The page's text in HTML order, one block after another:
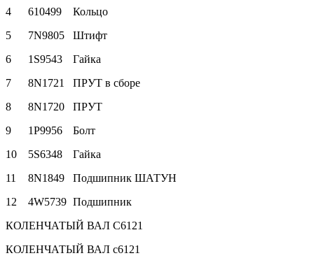
4
610499
Кольцо
5
7N9805
Штифт
6
1S9543
Гайка
7
8N1721
ПРУТ в сборе
8
8N1720
ПРУТ
9
1P9956
Болт
10
5S6348
Гайка
11
8N1849
Подшипник ШАТУН
12
4W5739 Подшипник
КОЛЕНЧАТЫЙ ВАЛ С6121
КОЛЕНЧАТЫЙ ВАЛ с6121